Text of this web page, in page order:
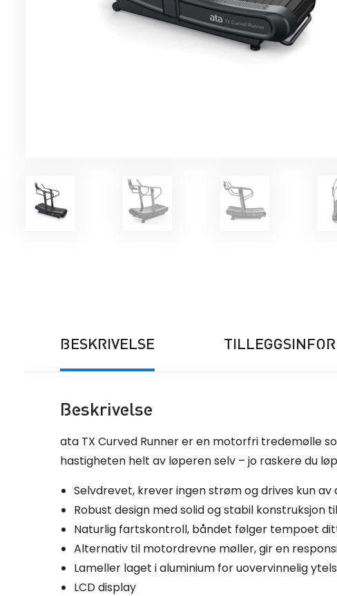
BESKRIVELSE
Beskrivelse
ata TX Curved Runner er en motorfri tredemølle
hastigheten helt av løperen selv – jo raskere du
Selvdrevet, krever ingen strøm og drives kun av
Robust design med solid og stabil konstruksjon
Naturlig fartskontroll, båndet følger tempoet
Alternativ til motordrevne møller, gir en
Lameller laget i aluminium for uovervinnelig
LCD display